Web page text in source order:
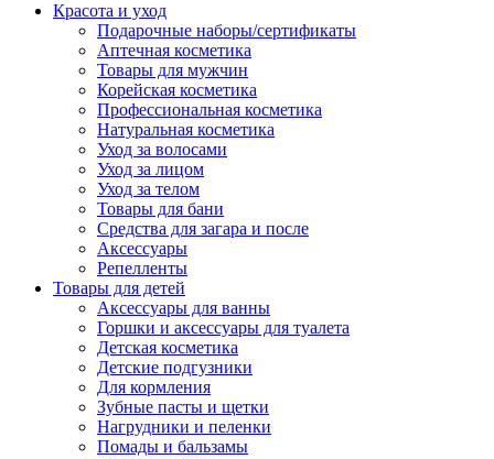
Красота и уход
Подарочные наборы/сертификаты
Аптечная косметика
Товары для мужчин
Корейская косметика
Профессиональная косметика
Натуральная косметика
Уход за волосами
Уход за лицом
Уход за телом
Товары для бани
Средства для загара и после
Аксессуары
Репелленты
Товары для детей
Аксессуары для ванны
Горшки и аксессуары для туалета
Детская косметика
Детские подгузники
Для кормления
Зубные пасты и щетки
Нагрудники и пеленки
Помады и бальзамы